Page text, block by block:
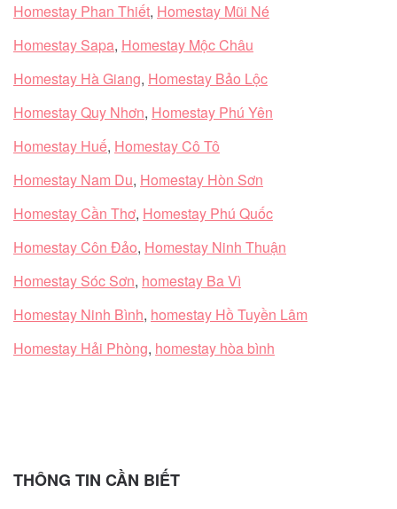
Homestay Phan Thiết, Homestay Mũi Né
Homestay Sapa, Homestay Mộc Châu
Homestay Hà Giang, Homestay Bảo Lộc
Homestay Quy Nhơn, Homestay Phú Yên
Homestay Huế, Homestay Cô Tô
Homestay Nam Du, Homestay Hòn Sơn
Homestay Cần Thơ, Homestay Phú Quốc
Homestay Côn Đảo, Homestay Ninh Thuận
Homestay Sóc Sơn, homestay Ba Vì
Homestay Ninh Bình, homestay Hồ Tuyền Lâm
Homestay Hải Phòng, homestay hòa bình
THÔNG TIN CẦN BIẾT